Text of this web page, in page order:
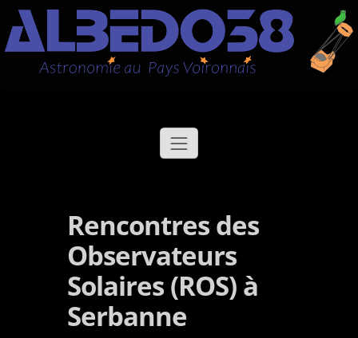
Rencontres des
Observateurs
Solaires (ROS) à
Serbanne